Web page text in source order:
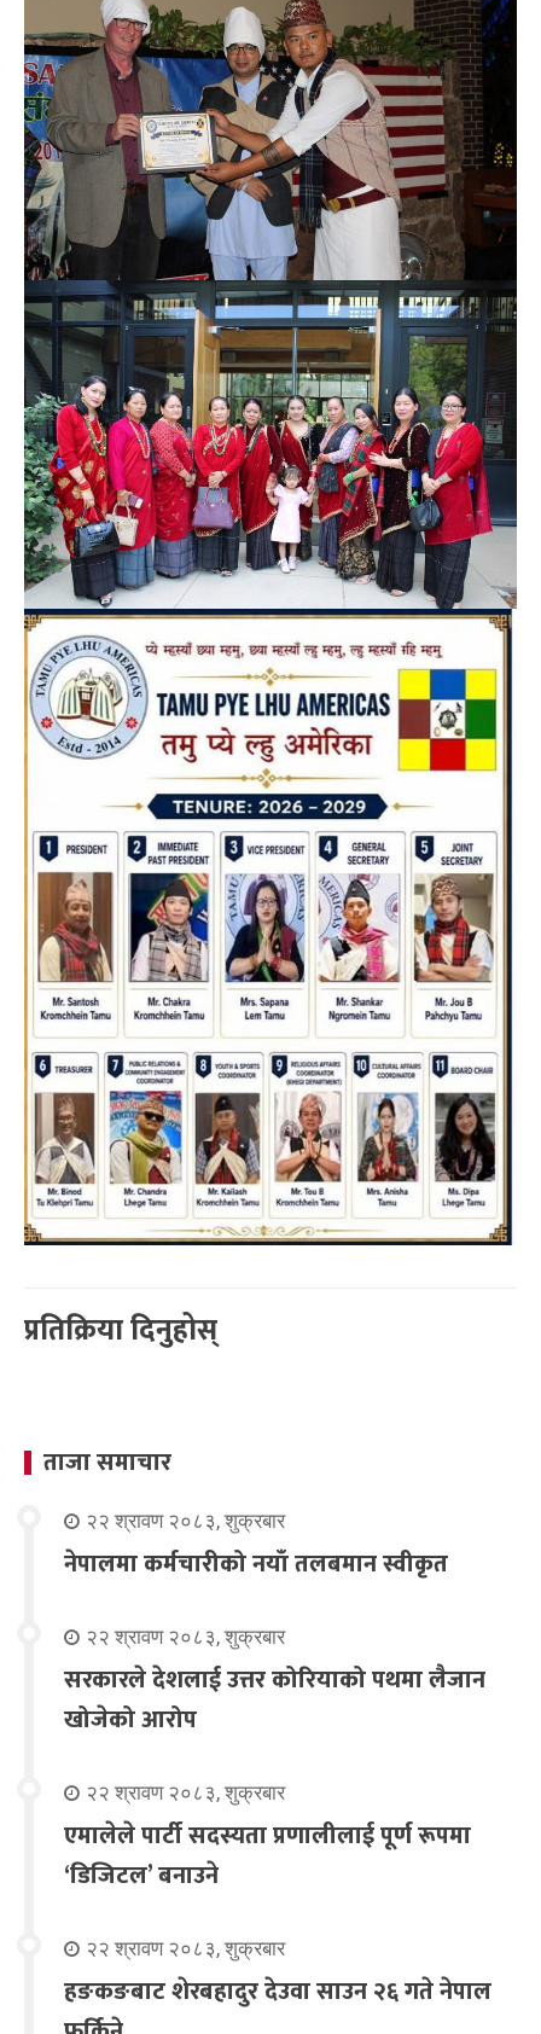
प्रतिक्रिया दिनुहोस्
ताजा समाचार
२२ श्रावण २०८३, शुक्रबार
नेपालमा कर्मचारीको नयाँ तलबमान स्वीकृत
२२ श्रावण २०८३, शुक्रबार
सरकारले देशलाई उत्तर कोरियाको पथमा लैजान
खोजेको आरोप
२२ श्रावण २०८३, शुक्रबार
एमालेले पार्टी सदस्यता प्रणालीलाई पूर्ण रूपमा
‘डिजिटल’ बनाउने
२२ श्रावण २०८३, शुक्रबार
हङकङबाट शेरबहादुर देउवा साउन २६ गते नेपाल